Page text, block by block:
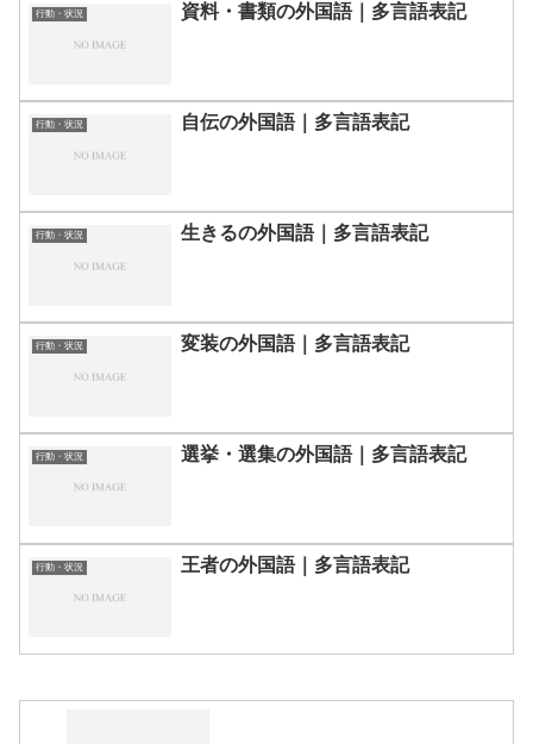
行動・状況 資料・書類の外国語｜多言語表記
行動・状況 自伝の外国語｜多言語表記
行動・状況 生きるの外国語｜多言語表記
行動・状況 変装の外国語｜多言語表記
行動・状況 選挙・選集の外国語｜多言語表記
行動・状況 王者の外国語｜多言語表記